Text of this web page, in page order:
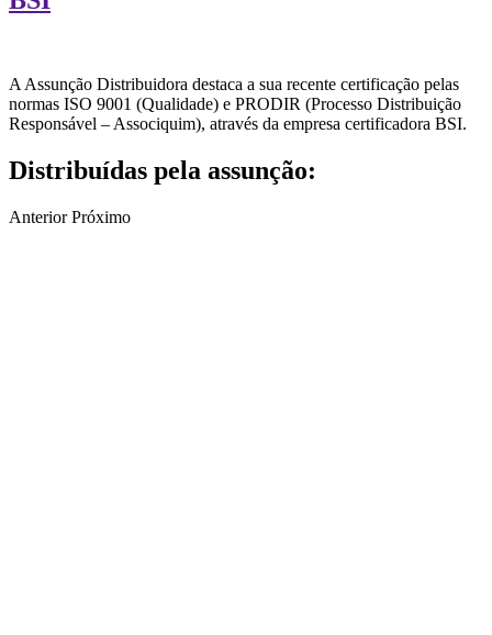
A Assunção Distribuidora destaca a sua recente certificação pelas
normas ISO 9001 (Qualidade) e PRODIR (Processo Distribuição
Responsável – Associquim), através da empresa certificadora BSI.
Distribuídas pela assunção:
Anterior Próximo